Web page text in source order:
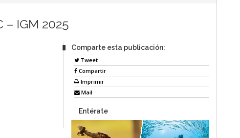
IGM 2025
Comparte esta publicación:
Tweet
Compartir
Imprimir
Mail
Entérate